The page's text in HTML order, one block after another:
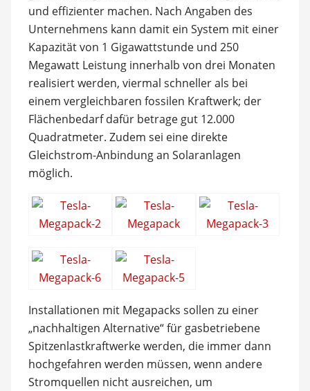
und effizienter machen. Nach Angaben des
Unternehmens kann damit ein System mit einer
Kapazität von 1 Gigawattstunde und 250
Megawatt Leistung innerhalb von drei Monaten
realisiert werden, viermal schneller als bei
einem vergleichbaren fossilen Kraftwerk; der
Flächenbedarf dafür betrage gut 12.000
Quadratmeter. Zudem sei eine direkte
Gleichstrom-Anbindung an Solaranlagen
möglich.
Installationen mit Megapacks sollen zu einer
„nachhaltigen Alternative“ für gasbetriebene
Spitzenlastkraftwerke werden, die immer dann
hochgefahren werden müssen, wenn andere
Stromquellen nicht ausreichen, um